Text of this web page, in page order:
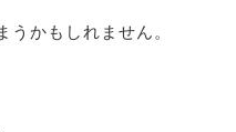
うかもしれません。